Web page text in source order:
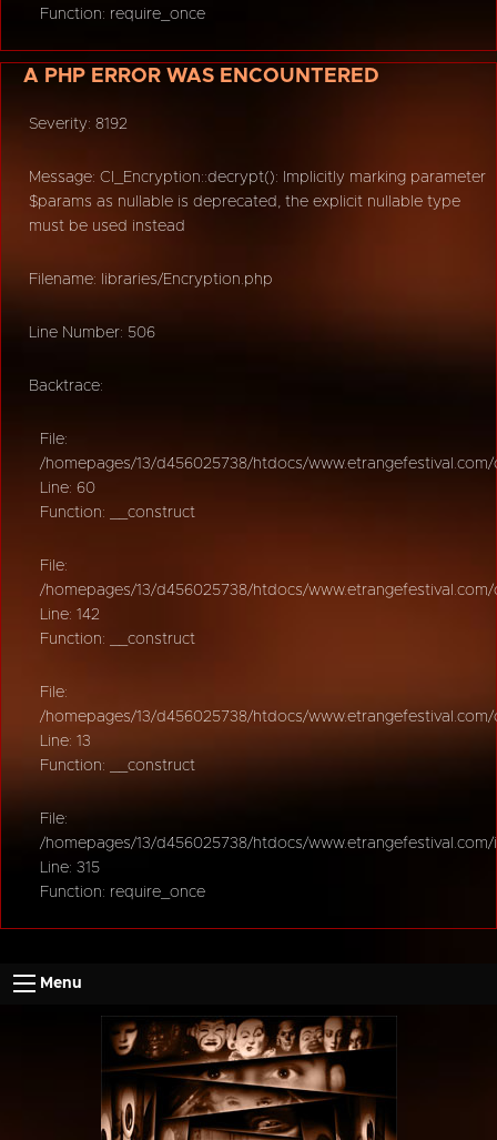
Function: require_once
A PHP ERROR WAS ENCOUNTERED
Severity: 8192
Message: CI_Encryption::decrypt(): Implicitly marking parameter
$params as nullable is deprecated, the explicit nullable type
must be used instead
Filename: libraries/Encryption.php
Line Number: 506
Backtrace:
File:
/homepages/13/d456025738/htdocs/
Line: 60
Function: __construct
File:
/homepages/13/d456025738/htdocs/
Line: 142
Function: __construct
File:
/homepages/13/d456025738/htdocs/
Line: 13
Function: __construct
File:
/homepages/13/d456025738/htdocs/
Line: 315
Function: require_once
Menu